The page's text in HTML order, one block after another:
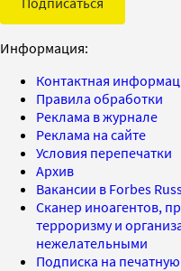
Информация:
Контактная
Правила обработки
Реклама в журнале
Реклама на сайте
Условия перепечатки
Архив
Вакансии в Forbes
Сканер иноагентов,
терроризму и
нежелательными
Подписка на